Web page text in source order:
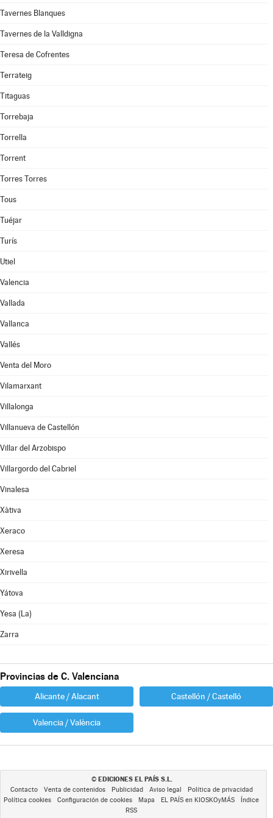
Tavernes Blanques
Tavernes de la Valldigna
Teresa de Cofrentes
Terrateig
Titaguas
Torrebaja
Torrella
Torrent
Torres Torres
Tous
Tuéjar
Turís
Utiel
Valencia
Vallada
Vallanca
Vallés
Venta del Moro
Vilamarxant
Villalonga
Villanueva de Castellón
Villar del Arzobispo
Villargordo del Cabriel
Vinalesa
Xàtiva
Xeraco
Xeresa
Xirivella
Yátova
Yesa (La)
Zarra
Provincias de C. Valenciana
Alicante / Alacant Castellón / Castelló
Valencia / València
© EDICIONES EL PAÍS S.L.
Contacto Venta de contenidos Publicidad Aviso legal
Política de privacidad
Política cookies
Configuración de cookies Mapa EL PAÍS en KIOSKOyMÁS
Índice
RSS